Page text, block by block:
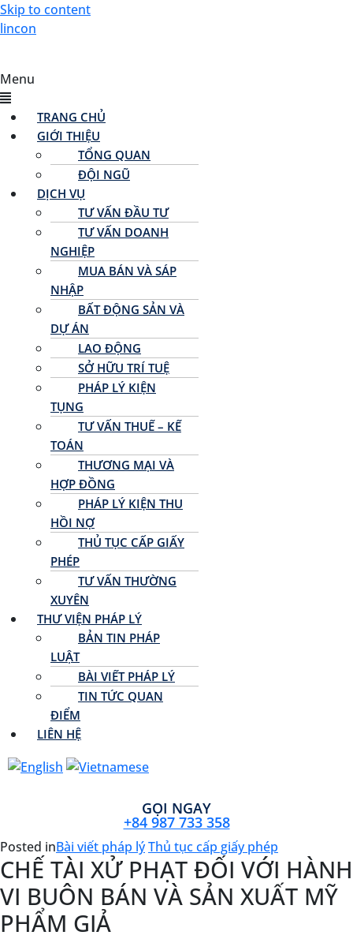
Skip to content
lincon
Menu
TRANG CHỦ
GIỚI THIỆU
TỔNG QUAN
ĐỘI NGŨ
DỊCH VỤ
TƯ VẤN ĐẦU TƯ
TƯ VẤN DOANH
NGHIỆP
MUA BÁN VÀ SÁP
NHẬP
BẤT ĐỘNG SẢN VÀ
DỰ ÁN
LAO ĐỘNG
SỞ HỮU TRÍ TUỆ
PHÁP LÝ KIỆN
TỤNG
TƯ VẤN THUẾ – KẾ
TOÁN
THƯƠNG MẠI VÀ
HỢP ĐỒNG
PHÁP LÝ KIỆN THU
HỒI NỢ
THỦ TỤC CẤP GIẤY
PHÉP
TƯ VẤN THƯỜNG
XUYÊN
THƯ VIỆN PHÁP LÝ
BẢN TIN PHÁP
LUẬT
BÀI VIẾT PHÁP LÝ
TIN TỨC QUAN
ĐIỂM
LIÊN HỆ
GỌI NGAY
+84 987 733 358
Posted inBài viết pháp lýThủ tục cấp giấy phép
CHẾ TÀI XỬ PHẠT ĐỐI VỚI HÀNH
VI BUÔN BÁN VÀ SẢN XUẤT MỸ
PHẨM GIẢ